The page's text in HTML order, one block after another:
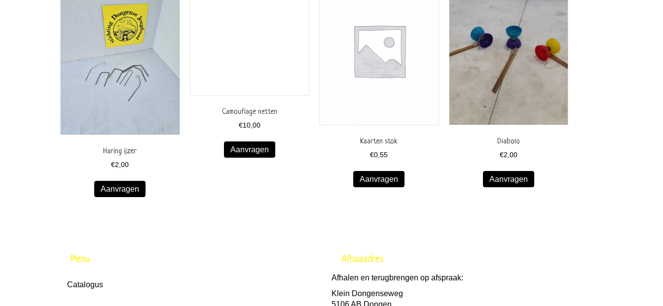
Haring ijzer
€2,00
Aanvragen
Camouflage netten
€10,00
Aanvragen
Kaarten stok
€0,55
Aanvragen
Diabolo
€2,00
Aanvragen
Menu
Catalogus
Afhaaladres
Afhalen en terugbrengen op afspraak:
Klein Dongenseweg
5106 AB Dongen